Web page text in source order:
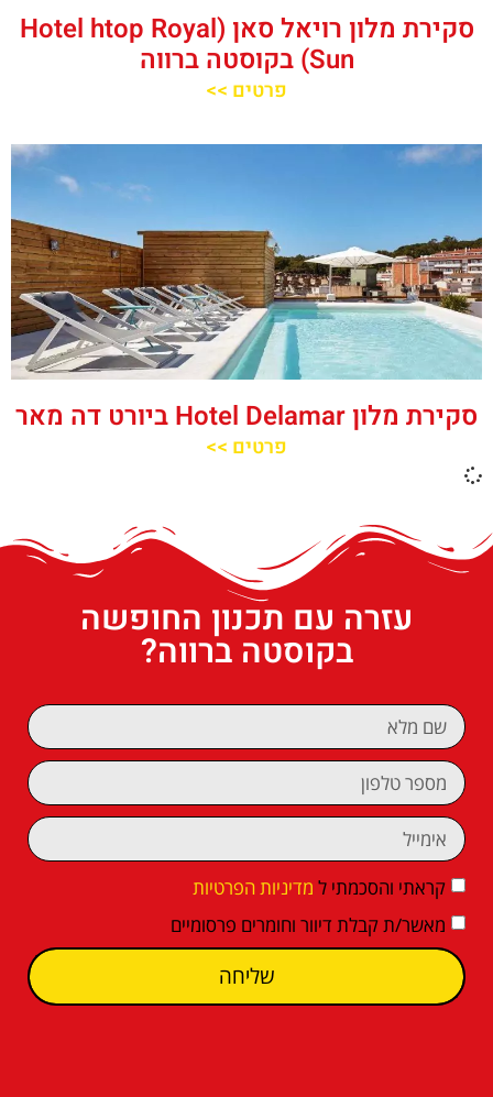
סקירת מלון רויאל סאן (Hotel htop Royal
Sun) בקוסטה ברווה
פרטים >>
סקירת מלון Hotel Delamar ביורט דה מאר
פרטים >>
עזרה עם תכנון החופשה
בקוסטה ברווה?
קראתי והסכמתי ל מדיניות הפרטיות
מאשר/ת קבלת דיוור וחומרים פרסומיים
שליחה